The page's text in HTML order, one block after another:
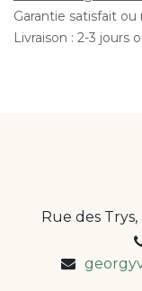
Garantie satisfait
Livraison : 2-3 jours
Rue des Trys,